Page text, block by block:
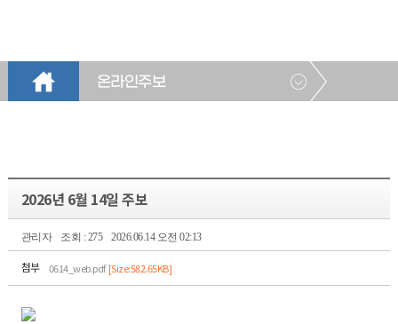
온라인주보
2026년 6월 14일 주보
관리자 조회 : 275 2026.06.14 오전 02:13
첨부 0614_web.pdf [Size:582.65KB]